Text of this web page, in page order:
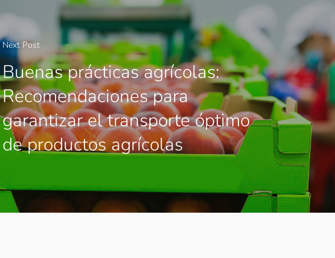
Next Post
Buenas prácticas agrícolas:
Recomendaciones para
garantizar el transporte óptimo
de productos agrícolas